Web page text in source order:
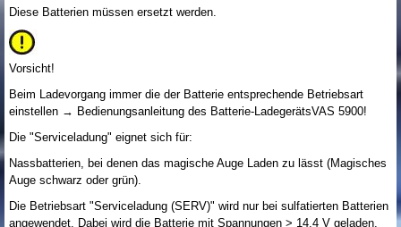
Diese Batterien müssen ersetzt werden.
Vorsicht!
Beim Ladevorgang immer die der Batterie entsprechende Betriebsart
einstellen → Bedienungsanleitung des Batterie-LadegerätsVAS 5900!
Die "Serviceladung" eignet sich für:
Nassbatterien, bei denen das magische Auge Laden zu lässt (Magisches
Auge schwarz oder grün).
Die Betriebsart "Serviceladung (SERV)" wird nur bei sulfatierten Batterien
angewendet. Dabei wird die Batterie mit Spannungen > 14,4 V geladen.